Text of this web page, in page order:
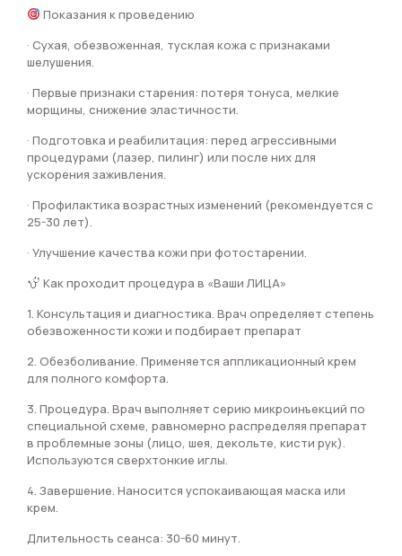
Показания к проведению
· Сухая, обезвоженная, тусклая кожа с признаками
шелушения.
· Первые признаки старения: потеря тонуса, мелкие
морщины, снижение эластичности.
· Подготовка и реабилитация: перед агрессивными
процедурами (лазер, пилинг) или после них для
ускорения заживления.
· Профилактика возрастных изменений (рекомендуется с
25-30 лет).
· Улучшение качества кожи при фотостарении.
Как проходит процедура в «Ваши ЛИЦА»
1. Консультация и диагностика. Врач определяет степень
обезвоженности кожи и подбирает препарат
2. Обезболивание. Применяется аппликационный крем
для полного комфорта.
3. Процедура. Врач выполняет серию микроинъекций по
специальной схеме, равномерно распределяя препарат
в проблемные зоны (лицо, шея, декольте, кисти рук).
Используются сверхтонкие иглы.
4. Завершение. Наносится успокаивающая маска или
крем.
Длительность сеанса: 30-60 минут.